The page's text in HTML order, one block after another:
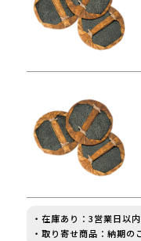
・在庫あり：3営業日以
・取り寄せ商品：納期の